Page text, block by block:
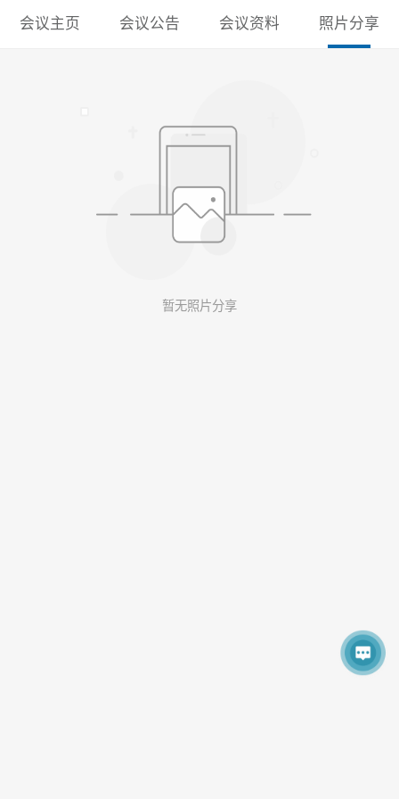
会议主页 会议公告 会议资料 照片分享
暂无照片分享